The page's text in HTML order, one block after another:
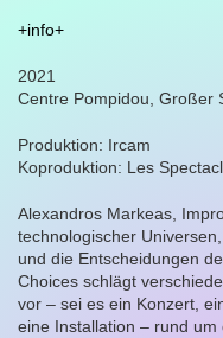
+info+
2021
Centre Pompidou, Großer
Produktion: Ircam
Koproduktion: Les
Alexandros Markeas,
technologischer
und die Entscheidungen
Choices schlägt
vor – sei es ein Konzert,
eine Installation – rund